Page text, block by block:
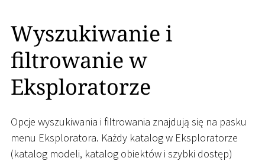
Wyszukiwanie i
filtrowanie w
Eksploratorze
Opcje wyszukiwania i filtrowania znajdują się na pasku
menu Eksploratora. Każdy katalog w Eksploratorze
(katalog modeli, katalog obiektów i szybki dostęp)